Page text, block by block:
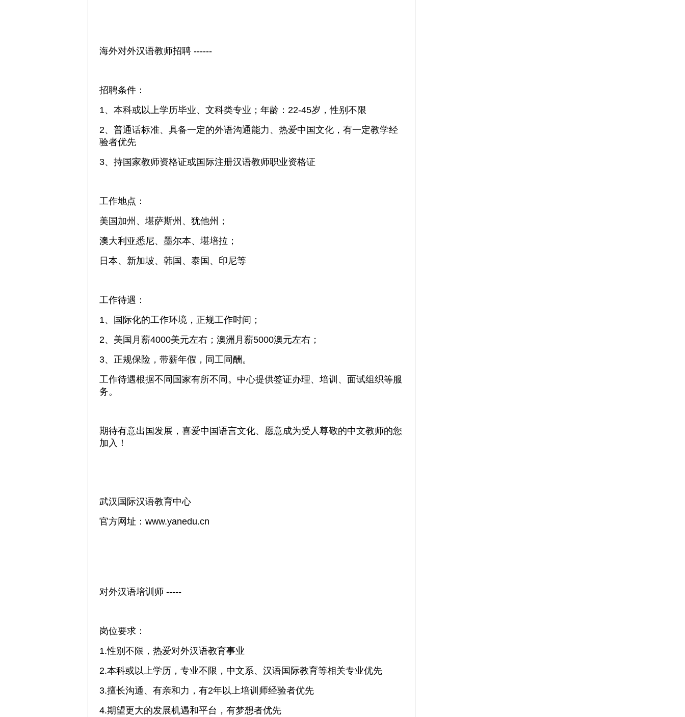
海外对外汉语教师招聘 ------
招聘条件：
1、本科或以上学历毕业、文科类专业；年龄：22-45岁，性别不限
2、普通话标准、具备一定的外语沟通能力、热爱中国文化，有一定教学经
验者优先
3、持国家教师资格证或国际注册汉语教师职业资格证
工作地点：
美国加州、堪萨斯州、犹他州；
澳大利亚悉尼、墨尔本、堪培拉；
日本、新加坡、韩国、泰国、印尼等
工作待遇：
1、国际化的工作环境，正规工作时间；
2、美国月薪4000美元左右；澳洲月薪5000澳元左右；
3、正规保险，带薪年假，同工同酬。
工作待遇根据不同国家有所不同。中心提供签证办理、培训、面试组织等服
务。
期待有意出国发展，喜爱中国语言文化、愿意成为受人尊敬的中文教师的您
加入！
武汉国际汉语教育中心
官方网址：www.yanedu.cn
对外汉语培训师 -----
岗位要求：
1.性别不限，热爱对外汉语教育事业
2.本科或以上学历，专业不限，中文系、汉语国际教育等相关专业优先
3.擅长沟通、有亲和力，有2年以上培训师经验者优先
4.期望更大的发展机遇和平台，有梦想者优先